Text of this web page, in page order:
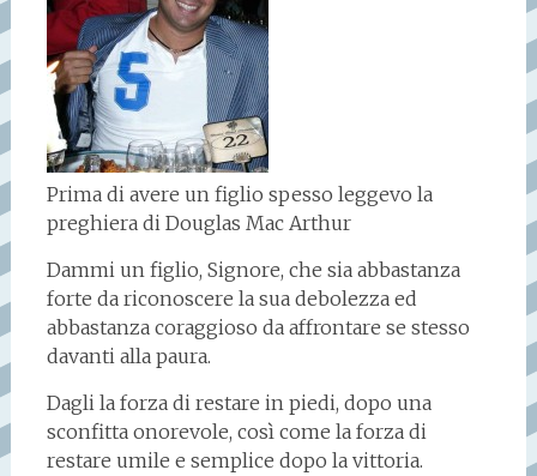
Prima di avere un figlio spesso leggevo la
preghiera di Douglas Mac Arthur
Dammi un figlio, Signore, che sia abbastanza
forte da riconoscere la sua debolezza ed
abbastanza coraggioso da affrontare se stesso
davanti alla paura.
Dagli la forza di restare in piedi, dopo una
sconfitta onorevole, così come la forza di
restare umile e semplice dopo la vittoria.